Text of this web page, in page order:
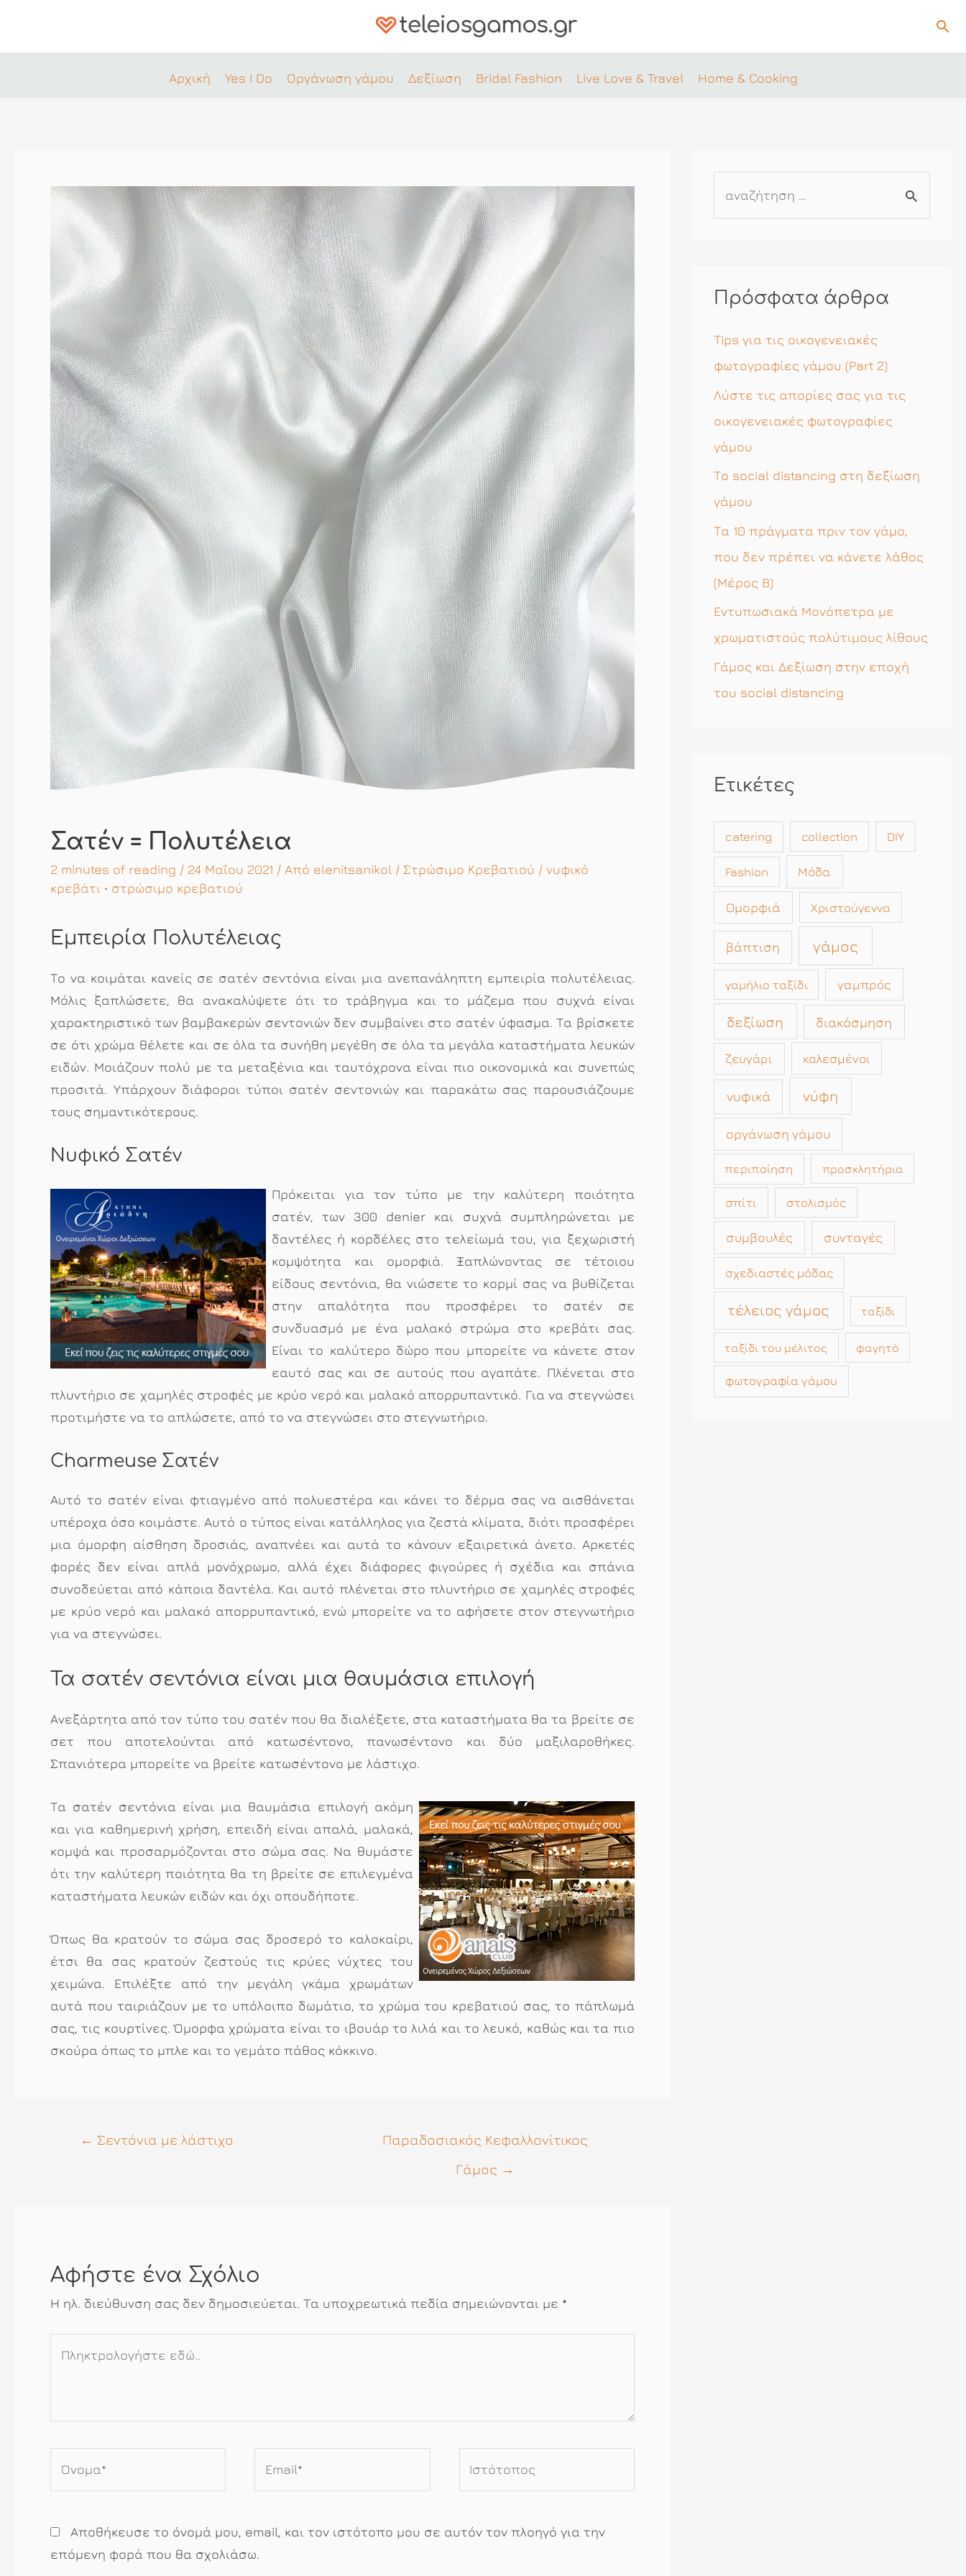
περιεχόμενο
Αρχική Yes I Do Οργάνωση γάμου Δεξίωση Bridal Fashion Live Love & Travel Home & Cooking
Σατέν = Πολυτέλεια
2 minutes of reading / 24 Μαΐου 2021 / Από elenitsanikol / Στρώσιμο Κρεβατιού / νυφικό
κρεβάτι • στρώσιμο κρεβατιού
Εμπειρία Πολυτέλειας
Το να κοιμάται κανείς σε σατέν σεντόνια είναι μια ανεπανάληπτη εμπειρία πολυτέλειας.
Μόλις ξαπλώσετε, θα ανακαλύψετε ότι το τράβηγμα και το μάζεμα που συχνά είναι
χαρακτηριστικό των βαμβακερών σεντονιών δεν συμβαίνει στο σατέν ύφασμα. Τα βρίσκετε
σε ότι χρώμα θέλετε και σε όλα τα συνήθη μεγέθη σε όλα τα μεγάλα καταστήματα λευκών
ειδών. Μοιάζουν πολύ με τα μεταξένια και ταυτόχρονα είναι πιο οικονομικά και συνεπώς
προσιτά. Υπάρχουν διάφοροι τύποι σατέν σεντονιών και παρακάτω σας παρουσιάζουμε
τους σημαντικότερους.
Νυφικό Σατέν
Πρόκειται για τον τύπο με την καλύτερη ποιότητα
σατέν, των 300 denier και συχνά συμπληρώνεται με
δαντέλες ή κορδέλες στο τελείωμά του, για ξεχωριστή
κομψότητα και ομορφιά. Ξαπλώνοντας σε τέτοιου
είδους σεντόνια, θα νιώσετε το κορμί σας να βυθίζεται
στην απαλότητα που προσφέρει το σατέν σε
συνδυασμό με ένα μαλακό στρώμα στο κρεβάτι σας.
Είναι το καλύτερο δώρο που μπορείτε να κάνετε στον
εαυτό σας και σε αυτούς που αγαπάτε. Πλένεται στο
πλυντήριο σε χαμηλές στροφές με κρύο νερό και μαλακό απορρυπαντικό. Για να στεγνώσει
προτιμήστε να το απλώσετε, από το να στεγνώσει στο στεγνωτήριο.
Charmeuse Σατέν
Αυτό το σατέν είναι φτιαγμένο από πολυεστέρα και κάνει το δέρμα σας να αισθάνεται
υπέροχα όσο κοιμάστε. Αυτό ο τύπος είναι κατάλληλος για ζεστά κλίματα, διότι προσφέρει
μια όμορφη αίσθηση δροσιάς, αναπνέει και αυτά το κάνουν εξαιρετικά άνετο. Αρκετές
φορές δεν είναι απλά μονόχρωμο, αλλά έχει διάφορες φιγούρες ή σχέδια και σπάνια
συνοδεύεται από κάποια δαντέλα. Και αυτό πλένεται στο πλυντήριο σε χαμηλές στροφές
με κρύο νερό και μαλακό απορρυπαντικό, ενώ μπορείτε να το αφήσετε στον στεγνωτήριο
για να στεγνώσει.
Τα σατέν σεντόνια είναι μια θαυμάσια επιλογή
Ανεξάρτητα από τον τύπο του σατέν που θα διαλέξετε, στα καταστήματα θα τα βρείτε σε
σετ που αποτελούνται από κατωσέντονο, πανωσέντονο και δύο μαξιλαροθήκες.
Σπανιότερα μπορείτε να βρείτε κατωσέντονο με λάστιχο.
Τα σατέν σεντόνια είναι μια θαυμάσια επιλογή ακόμη
και για καθημερινή χρήση, επειδή είναι απαλά, μαλακά,
κομψά και προσαρμόζονται στο σώμα σας. Να θυμάστε
ότι την καλύτερη ποιότητα θα τη βρείτε σε επιλεγμένα
καταστήματα λευκών ειδών και όχι οπουδήποτε.
Όπως θα κρατούν το σώμα σας δροσερό το καλοκαίρι,
έτσι θα σας κρατούν ζεστούς τις κρύες νύχτες του
χειμώνα. Επιλέξτε από την μεγάλη γκάμα χρωμάτων
αυτά που ταιριάζουν με το υπόλοιπο δωμάτιο, το χρώμα του κρεβατιού σας, το πάπλωμά
σας, τις κουρτίνες. Όμορφα χρώματα είναι το ιβουάρ το λιλά και το λευκό, καθώς και τα πιο
σκούρα όπως το μπλε και το γεμάτο πάθος κόκκινο.
Πλοήγηση
← Σεντόνια με λάστιχο
Παραδοσιακός Κεφαλλονίτικος
Γάμος →
Αφήστε ένα Σχόλιο
Η ηλ. διεύθυνση σας δεν δημοσιεύεται. Τα υποχρεωτικά πεδία σημειώνονται με *
Αποθήκευσε το όνομά μου, email, και τον ιστότοπο μου σε αυτόν τον πλοηγό για την
επόμενη φορά που θα σχολιάσω.
ή
η
σ
η
γ
ι
α
Πρόσφατα άρθρα
Tips για τις οικογενειακές
φωτογραφίες γάμου (Part 2)
Λύστε τις απορίες σας για τις
οικογενειακές φωτογραφίες
γάμου
Το social distancing στη δεξίωση
γάμου
Τα 10 πράγματα πριν τον γάμο,
που δεν πρέπει να κάνετε λάθος
(Μέρος Β)
Εντυπωσιακά Μονόπετρα με
χρωματιστούς πολύτιμους λίθους
Γάμος και Δεξίωση στην εποχή
του social distancing
Ετικέτες
catering collection DIY
Fashion Μόδα
Ομορφιά Χριστούγεννα
βάπτιση γάμος
γαμήλιο ταξίδι γαμπρός
δεξίωση διακόσμηση
ζευγάρι καλεσμένοι
νυφικά νύφη
οργάνωση γάμου
περιποίηση προσκλητήρια
σπίτι στολισμός
συμβουλές συνταγές
σχεδιαστές μόδας
τέλειος γάμος ταξίδι
ταξίδι του μέλιτος φαγητό
φωτογραφία γάμου